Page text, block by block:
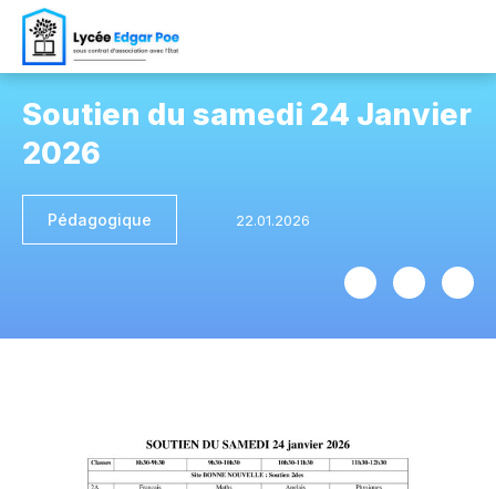
Soutien du samedi 24 Janvier
2026
Pédagogique